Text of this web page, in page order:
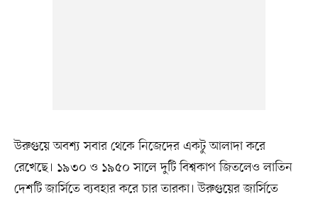
উরুগুয়ে অবশ্য সবার থেকে নিজেদের একটু আলাদা করে
রেখেছে। ১৯৩০ ও ১৯৫০ সালে দুটি বিশ্বকাপ জিতলেও লাতিন
দেশটি জার্সিতে ব্যবহার করে চার তারকা। উরুগুয়ের জার্সিতে